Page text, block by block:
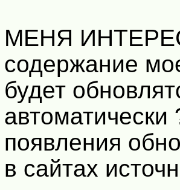
МЕНЯ
содержание
будет
появления
в сайтах